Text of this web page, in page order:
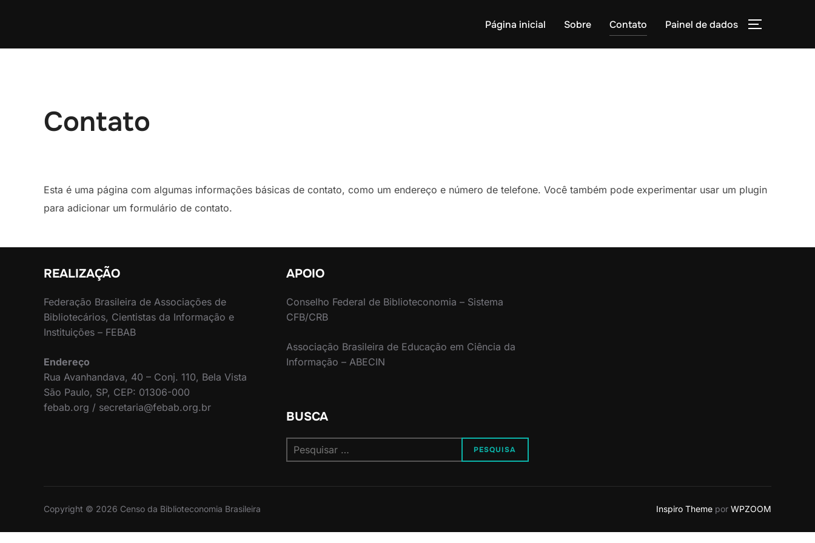
Página inicial Sobre Contato Painel de dados
Contato
Esta é uma página com algumas informações básicas de contato, como um endereço e número de telefone. Você também pode experimentar usar um plugin
para adicionar um formulário de contato.
REALIZAÇÃO
Federação Brasileira de Associações de
Bibliotecários, Cientistas da Informação e
Instituições – FEBAB
Endereço
Rua Avanhandava, 40 – Conj. 110, Bela Vista
São Paulo, SP, CEP: 01306-000
febab.org / secretaria@febab.org.br
APOIO
Conselho Federal de Biblioteconomia – Sistema
CFB/CRB
Associação Brasileira de Educação em Ciência da
Informação – ABECIN
BUSCA
Pesquisar
por:
PESQUISA
Copyright © 2026 Censo da Biblioteconomia Brasileira Inspiro Theme por WPZOOM